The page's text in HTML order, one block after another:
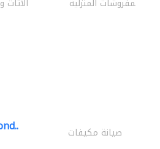
الأثاث والمفروشات المنزلية
صيانة مكيفات